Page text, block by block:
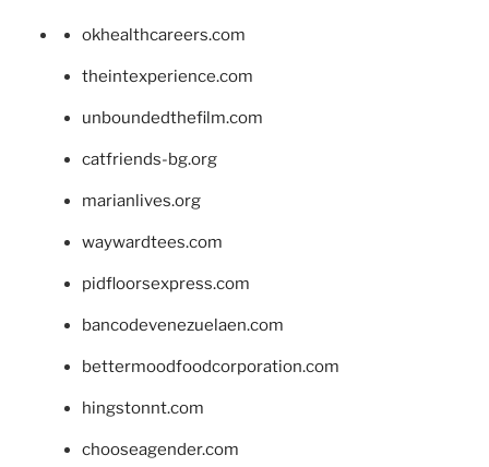
okhealthcareers.com
theintexperience.com
unboundedthefilm.com
catfriends-bg.org
marianlives.org
waywardtees.com
pidfloorsexpress.com
bancodevenezuelaen.com
bettermoodfoodcorporation.com
hingstonnt.com
chooseagender.com